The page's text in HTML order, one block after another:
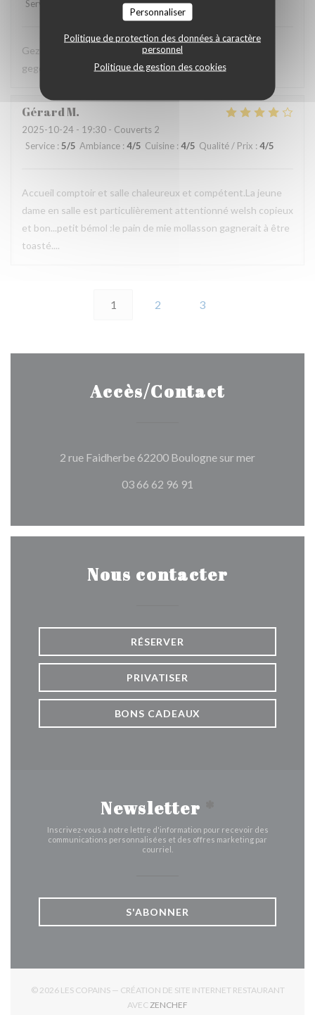
Personnaliser
Politique de protection des données à caractère
personnel
Politique de gestion des cookies
Service
:5/5 Cuisine:4/5
Gezellige sfeer, vriendelijk personeel en zeker lekker
gegeten!
GérardM
2025-10-24 - 19:30 - Couverts 2
Service : 5/5 Ambiance : 4/5 Cuisine : 4/5 Qualité / Prix : 4/5
Accueil comptoir et salle chaleureux et compétent.La jeune
dame en salle est particulièrement attentionné welsh copieux
et bon...petit bémol :le pain de mie mollasson gagnerait à être
toasté....
1 2 3
Accès/Contact
2 rue Faidherbe 62200 Boulogne sur mer((ouvre une
03 66 62 96 91
Nous contacter
RÉSERVER
PRIVATISER
BONS CADEAUX
Newsletter
Inscrivez-vous à notre lettre d'information pour recevoir des
communications personnalisées et des offres marketing par
courriel.
S'ABONNER
© 2026 LES COPAINS — CRÉATION DE SITE INTERNET RESTAURANT
AVEC ZENCHEF